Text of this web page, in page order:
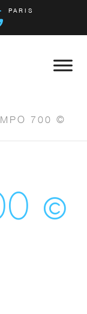
PARIS
700 ©
©